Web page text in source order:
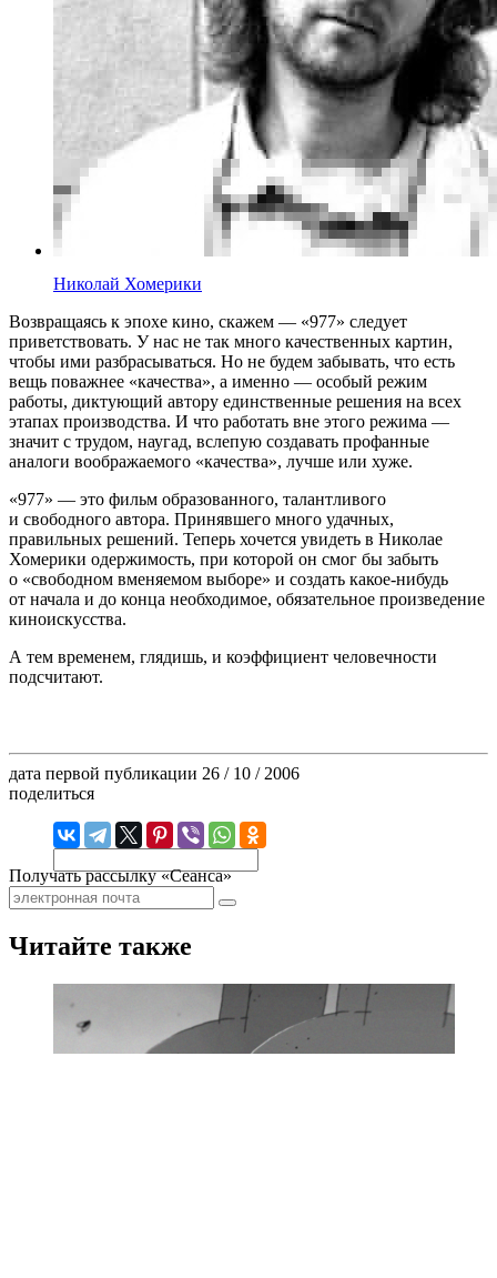
Николай Хомерики
Возвращаясь к эпохе кино, скажем — «977» следует
приветствовать. У нас не так много качественных картин,
чтобы ими разбрасываться. Но не будем забывать, что есть
вещь поважнее «качества», а именно — особый режим
работы, диктующий автору единственные решения на всех
этапах производства. И что работать вне этого режима —
значит с трудом, наугад, вслепую создавать профанные
аналоги воображаемого «качества», лучше или хуже.
«977» — это фильм образованного, талантливого
и свободного автора. Принявшего много удачных,
правильных решений. Теперь хочется увидеть в Николае
Хомерики одержимость, при которой он смог бы забыть
о «свободном вменяемом выборе» и создать какое-нибудь
от начала и до конца необходимое, обязательное произведение
киноискусства.
А тем временем, глядишь, и коэффициент человечности
подсчитают.
дата первой публикации 26 / 10 / 2006
поделиться
Получать рассылку «Сеанса»
Читайте также